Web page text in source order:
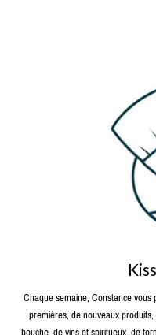
Chaque semaine, Constance vous
premières, de nouveaux